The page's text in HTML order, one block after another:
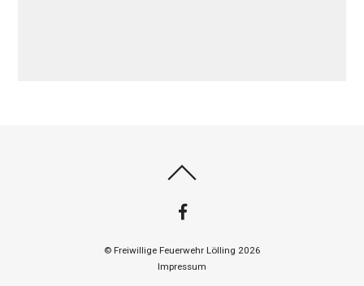
© Freiwillige Feuerwehr Lölling 2026
Impressum